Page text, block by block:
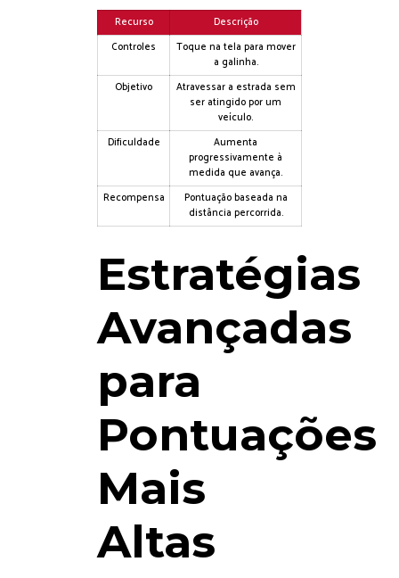
Recurso
Descrição
Controles
Toque na tela para mover
a galinha.
Objetivo
Atravessar a estrada sem
ser atingido por um
veículo.
Dificuldade
Aumenta
progressivamente à
medida que avança.
Recompensa
Pontuação baseada na
distância percorrida.
Estratégias
Avançadas
para
Pontuações
Mais
Altas